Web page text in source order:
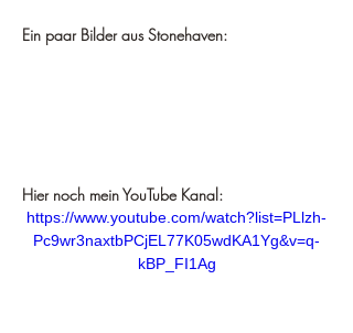
Ein paar Bilder aus Stonehaven:
Hier noch mein YouTube Kanal:
https://www.youtube.com/watch?list=PLlzh-
Pc9wr3naxtbPCjEL77K05wdKA1Yg&v=q-
kBP_FI1Ag